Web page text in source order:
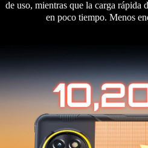
de uso, mientras que la carga rápida
en poco tiempo. Menos